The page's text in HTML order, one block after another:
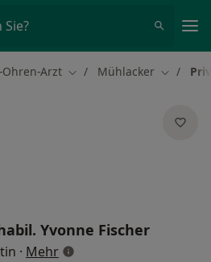
Ohren-Arzt Stadt ändern
Mühlacker Stadt
Yvonne Fischer
· Mehrüber Spezialisierungen